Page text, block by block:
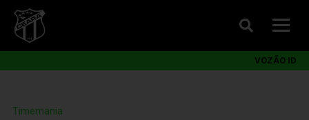
VOZÃO ID
Timemania